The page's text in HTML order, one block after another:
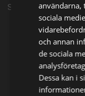
Serie från 2025
Facebook
sociala
och annan
de sociala
Dessa kan i